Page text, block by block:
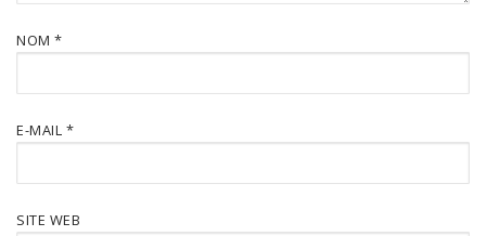
NOM *
E-MAIL *
SITE WEB